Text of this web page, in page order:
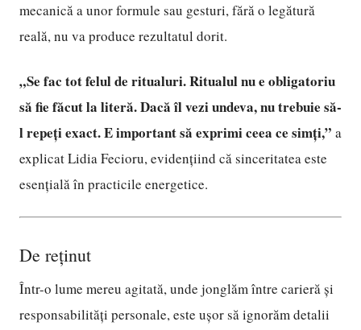
mecanică a unor formule sau gesturi, fără o legătură
reală, nu va produce rezultatul dorit.
„Se fac tot felul de ritualuri. Ritualul nu e obligatoriu
să fie făcut la literă. Dacă îl vezi undeva, nu trebuie să-
l repeți exact. E important să exprimi ceea ce simți,” a
explicat Lidia Fecioru, evidențiind că sinceritatea este
esențială în practicile energetice.
De reținut
Într-o lume mereu agitată, unde jonglăm între carieră și
responsabilități personale, este ușor să ignorăm detalii